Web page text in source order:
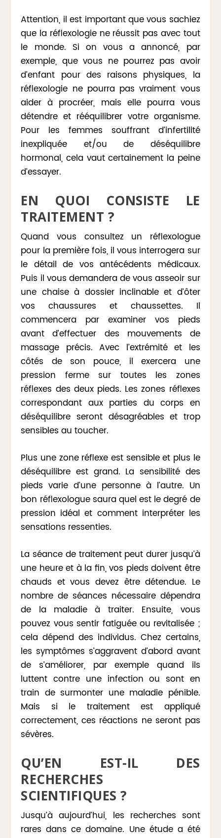
Attention, il est important que vous sachiez
que la réflexologie ne réussit pas avec tout
le monde. Si on vous a annoncé, par
exemple, que vous ne pourrez pas avoir
d’enfant pour des raisons physiques, la
réflexologie ne pourra pas vraiment vous
aider à procréer, mais elle pourra vous
détendre et rééquilibrer votre organisme.
Pour les femmes souffrant d’infertilité
inexpliquée et/ou de déséquilibre
hormonal, cela vaut certainement la peine
d’essayer.
EN QUOI CONSISTE LE
TRAITEMENT ?
Quand vous consultez un réflexologue
pour la première fois, il vous interrogera sur
le détail de vos antécédents médicaux.
Puis il vous demandera de vous asseoir sur
une chaise à dossier inclinable et d’ôter
vos chaussures et chaussettes. Il
commencera par examiner vos pieds
avant d’effectuer des mouvements de
massage précis. Avec l’extrémité et les
côtés de son pouce, il exercera une
pression ferme sur toutes les zones
réflexes des deux pieds. Les zones réflexes
correspondant aux parties du corps en
déséquilibre seront désagréables et trop
sensibles au toucher.
Plus une zone réflexe est sensible et plus le
déséquilibre est grand. La sensibilité des
pieds varie d’une personne à l’autre. Un
bon réflexologue saura quel est le degré de
pression idéal et comment interpréter les
sensations ressenties.
La séance de traitement peut durer jusqu’à
une heure et à la fin, vos pieds doivent être
chauds et vous devez être détendue. Le
nombre de séances nécessaire dépendra
de la maladie à traiter. Ensuite, vous
pouvez vous sentir fatiguée ou revitalisée ;
cela dépend des individus. Chez certains,
les symptômes s’aggravent d’abord avant
de s’améliorer, par exemple quand ils
luttent contre une infection ou sont en
train de surmonter une maladie pénible.
Mais si le traitement est appliqué
correctement, ces réactions ne seront pas
sévères.
QU’EN EST-IL DES
RECHERCHES
SCIENTIFIQUES ?
Jusqu’à aujourd’hui, les recherches sont
rares dans ce domaine. Une étude a été